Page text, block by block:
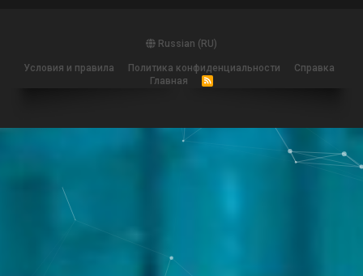
Russian (RU)
Условия и правила Политика конфиденциальности
Справка
Главная
R